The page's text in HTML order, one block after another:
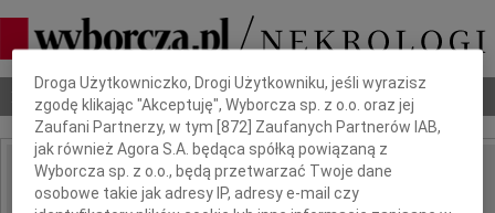
Nekrologi Odeszli Poradnik pogrzebowy
IMIĘ I NAZWISKO:
Dbamy o Twoją prywatność
Droga Użytkowniczko, Drogi Użytkowniku, jeśli wyrazisz
zgodę klikając "Akceptuję", Wyborcza sp. z o.o. oraz jej
Zaufani Partnerzy, w tym [872 ] Zaufanych Partnerów IAB,
jak również Agora S.A. będąca spółką powiązaną z
Wyborcza sp. z o.o., będą przetwarzać Twoje dane
osobowe takie jak adresy IP, adresy e-mail czy